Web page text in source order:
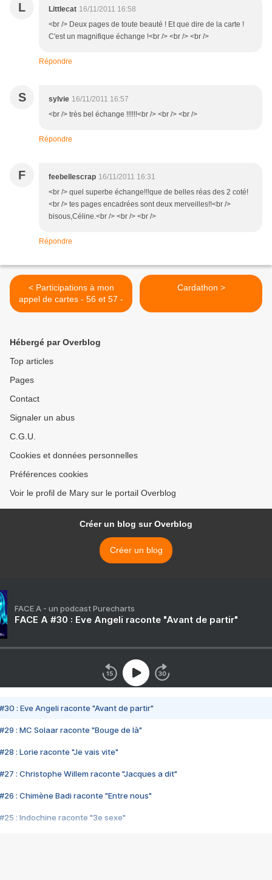
L Littlecat 16/11/2011 16:58
<br /> Deux pages de toute beauté ! Et que dire de la carte !
C'est un magnifique échange !<br /> <br /> <br />
Répondre
S sylvie 16/11/2011 16:57
<br /> très bel échange !!!!!!<br /> <br /> <br />
Répondre
F feebellescrap 16/11/2011 16:31
<br /> quel superbe échange!!!que de belles réas des 2 coté!
<br /> tes pages encadrées sont deux merveilles!!<br />
bisous,Céline.<br /> <br /> <br />
Répondre
< Participations à mon
appel de cartes - 56 et 57 -
Cardathon >
Hébergé par Overblog
Top articles
Pages
Contact
Signaler un abus
C.G.U.
Cookies et données personnelles
Préférences cookies
Voir le profil de Mary sur le portail Overblog
Créer un blog sur Overblog
Créer un blog
FACE A - un podcast Purecharts
FACE A #30 : Eve Angeli raconte "Avant de partir"
#30 : Eve Angeli raconte "Avant de partir"
#29 : MC Solaar raconte "Bouge de là"
#28 : Lorie raconte "Je vais vite"
#27 : Christophe Willem raconte "Jacques a dit"
#26 : Chimène Badi raconte "Entre nous"
#25 : Indochine raconte "3e sexe"